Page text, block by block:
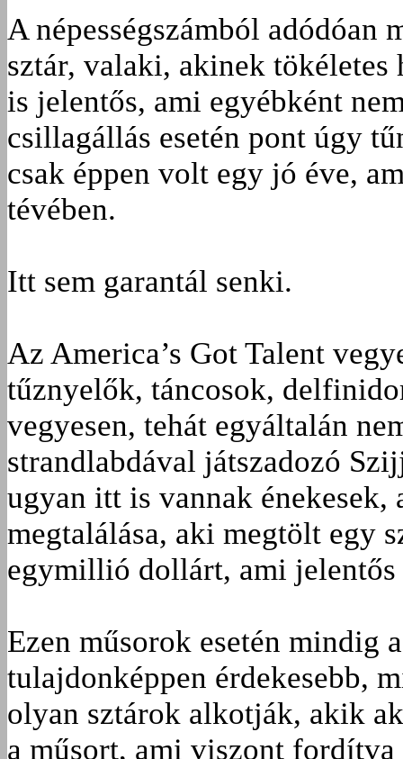
A népességszámból
sztár, valaki, akinek tökéletes
is jelentős, ami egyébként
csillagállás esetén pont úgy
csak éppen volt egy jó éve,
tévében.
Itt sem garantál senki.
Az America’s Got Talent
tűznyelők, táncosok,
vegyesen, tehát egyáltalán
strandlabdával játszadozó
ugyan itt is vannak énekesek,
megtalálása, aki megtölt egy
egymillió dollárt, ami jelentős
Ezen műsorok esetén mindig
tulajdonképpen érdekesebb,
olyan sztárok alkotják, akik
a műsort, ami viszont fordítva